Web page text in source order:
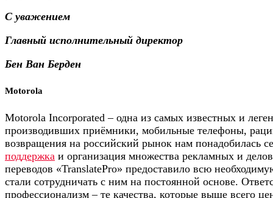
С уважением
Главный исполнительный директор
Бен Ван Берден
Motorola
Motorola Incorporated – одна из самых известных и
производивших приёмники, мобильные телефоны,
возвращения на российский рынок нам понадобилась
поддержка и организация множества рекламных и
переводов «TranslatePro» предоставило всю
стали сотрудничать с ним на постоянной основе.
профессионализм – те качества, которые выше всего